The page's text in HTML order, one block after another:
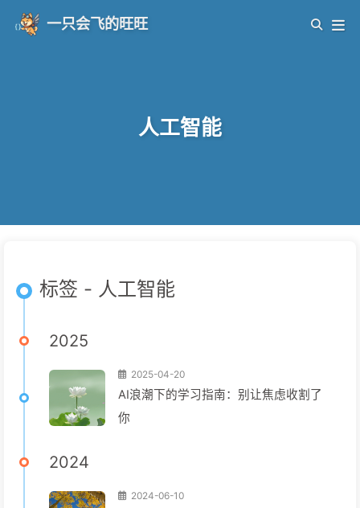
一只会飞的旺旺
人工智能
标签 - 人工智能
2025
2025-04-20
AI浪潮下的学习指南：别让焦虑收割了
你
2024
2024-06-10